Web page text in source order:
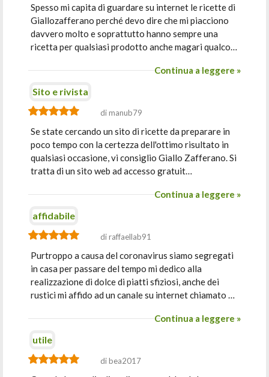
Spesso mi capita di guardare su internet le ricette di
Giallozafferano perché devo dire che mi piacciono
davvero molto e soprattutto hanno sempre una
ricetta per qualsiasi prodotto anche magari qualco…
Continua a leggere »
Sito e rivista
di manub79
Se state cercando un sito di ricette da preparare in
poco tempo con la certezza dell'ottimo risultato in
qualsiasi occasione, vi consiglio Giallo Zafferano. Si
tratta di un sito web ad accesso gratuit…
Continua a leggere »
affidabile
di raffaellab91
Purtroppo a causa del coronavirus siamo segregati
in casa per passare del tempo mi dedico alla
realizzazione di dolce di piatti sfiziosi, anche dei
rustici mi affido ad un canale su internet chiamato …
Continua a leggere »
utile
di bea2017